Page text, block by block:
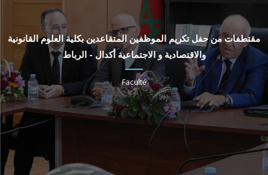
مقتطفات من حفل تكريم الموظفين المتقاعدين بكلية العلوم القانونية
والاقتصادية و الاجتماعية أكدال - الرباط
Faculté